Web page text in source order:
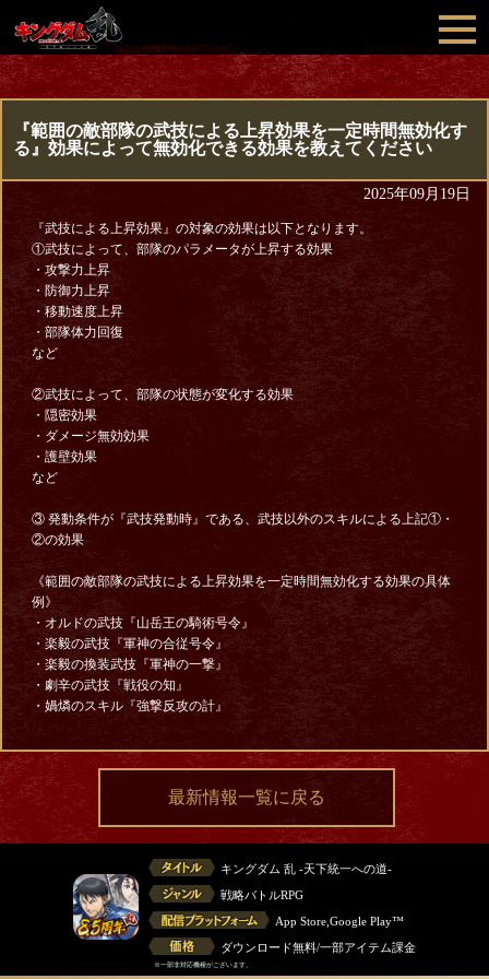
『範囲の敵部隊の武技による上昇効果を一定時間無効化す
る』効果によって無効化できる効果を教えてください
2025年09月19日
『武技による上昇効果』の対象の効果は以下となります。
①武技によって、部隊のパラメータが上昇する効果
・攻撃力上昇
・防御力上昇
・移動速度上昇
・部隊体力回復
など
②武技によって、部隊の状態が変化する効果
・隠密効果
・ダメージ無効効果
・護壁効果
など
③ 発動条件が『武技発動時』である、武技以外のスキルによる上記①・
②の効果
《範囲の敵部隊の武技による上昇効果を一定時間無効化する効果の具体
例》
・オルドの武技『山岳王の騎術号令』
・楽毅の武技『軍神の合従号令』
・楽毅の換装武技『軍神の一撃』
・劇辛の武技『戦役の知』
・媧燐のスキル『強撃反攻の計』
最新情報一覧に戻る
キングダム 乱 -天下統一への道-
戦略バトルRPG
App Store,Google Play™
ダウンロード無料/一部アイテム課金
※一部非対応機種がございます。